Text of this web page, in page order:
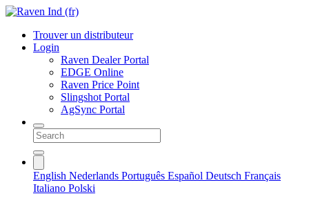
Trouver un distributeur
Login
Raven Dealer Portal
EDGE Online
Raven Price Point
Slingshot Portal
AgSync Portal
English Nederlands Português Español Deutsch Français
Italiano Polski